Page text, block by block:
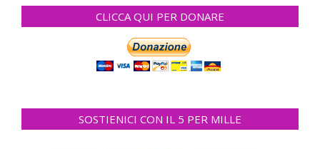
CLICCA QUI PER DONARE
SOSTIENICI CON IL 5 PER MILLE